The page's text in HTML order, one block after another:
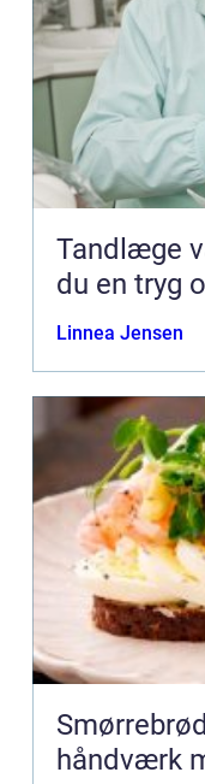
Tandlæge vanløse
du en tryg
Linnea Jensen
Smørrebrød
håndværk